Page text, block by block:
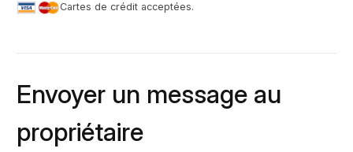
Envoyer un message au
propriétaire
Cartes de crédit acceptées.